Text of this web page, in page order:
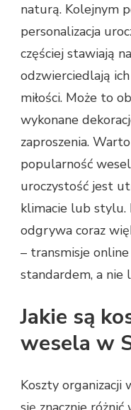
naturą. Kolejnym
personalizacja
częściej stawiają
odzwierciedlają
miłości. Może to
wykonane
zaproszenia.
popularność
uroczystość jest
klimacie lub stylu.
odgrywa coraz
– transmisje
standardem, a nie
Jakie są
wesela w
Koszty organizacji